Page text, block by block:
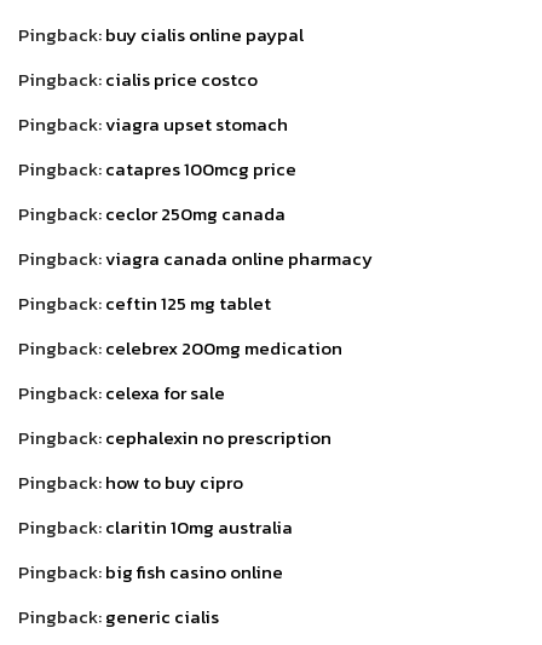
Pingback:buy cialis online paypal
Pingback:cialis price costco
Pingback:viagra upset stomach
Pingback:catapres 100mcg price
Pingback:ceclor 250mg canada
Pingback:viagra canada online pharmacy
Pingback:ceftin 125 mg tablet
Pingback:celebrex 200mg medication
Pingback:celexa for sale
Pingback:cephalexin no prescription
Pingback:how to buy cipro
Pingback:claritin 10mg australia
Pingback:big fish casino online
Pingback:generic cialis